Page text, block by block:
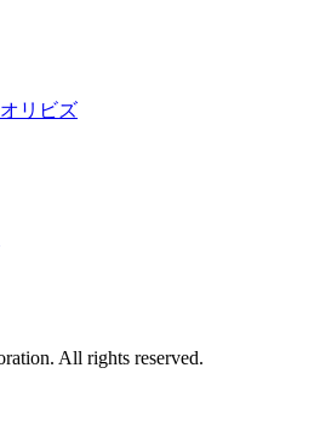
リビズ
All rights reserved.